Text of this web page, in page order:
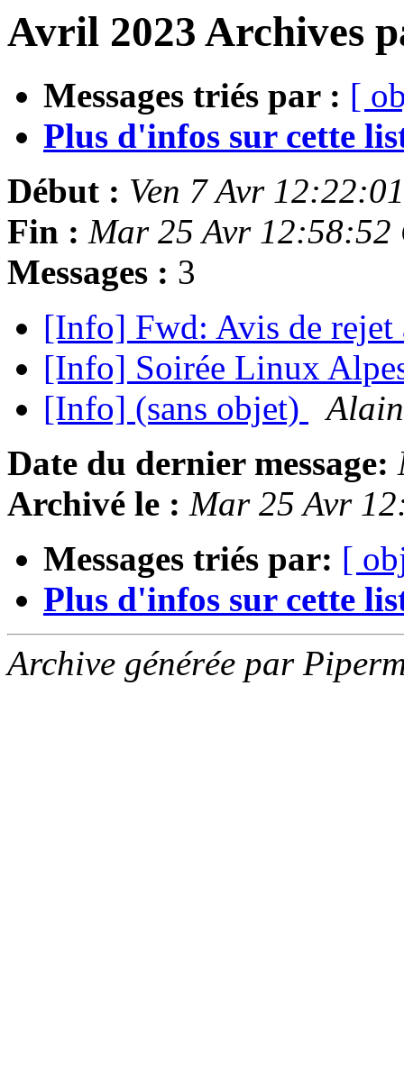
Avril 2023 Archives
Messages triés par : [
Plus d'infos sur cette
Début : Ven 7 Avr
Fin : Mar 25 Avr 12:58:52
Messages : 3
[Info] Fwd: Avis de
[Info] Soirée Linux
[Info] (sans objet)
Date du dernier message:
Archivé le : Mar 25 Avr
Messages triés par: [
Plus d'infos sur cette
Archive générée par